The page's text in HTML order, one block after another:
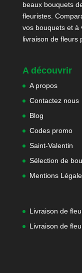
beaux bouquets
fleuristes.
vos bouquets et à
livraison de fleurs
A découvrir
A propos
Contactez nous
Blog
Codes promo
Saint-Valentin
Sélection de
Mentions
Livraison de
Livraison de